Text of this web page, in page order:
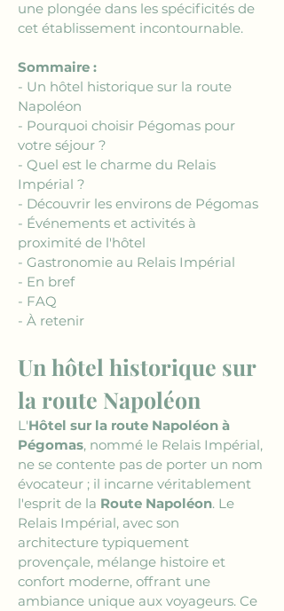
une plongée dans les spécificités de
cet établissement incontournable.
Sommaire :
- Un hôtel historique sur la route
Napoléon
- Pourquoi choisir Pégomas pour
votre séjour ?
- Quel est le charme du Relais
Impérial ?
- Découvrir les environs de Pégomas
- Événements et activités à
proximité de l'hôtel
- Gastronomie au Relais Impérial
- En bref
- FAQ
- À retenir
Un hôtel historique sur
la route Napoléon
L'Hôtel sur la route Napoléon à
Pégomas, nommé le Relais Impérial,
ne se contente pas de porter un nom
évocateur ; il incarne véritablement
l'esprit de la Route Napoléon. Le
Relais Impérial, avec son
architecture typiquement
provençale, mélange histoire et
confort moderne, offrant une
ambiance unique aux voyageurs. Ce